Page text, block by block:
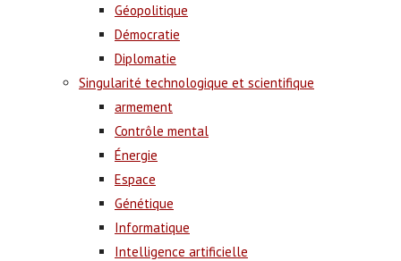
Géopolitique
Démocratie
Diplomatie
Singularité technologique et scientifique
armement
Contrôle mental
Énergie
Espace
Génétique
Informatique
Intelligence artificielle